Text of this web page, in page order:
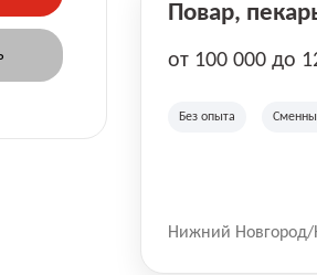
Повар,
от 100 000 до
Без опыта
Нижний Новгород/